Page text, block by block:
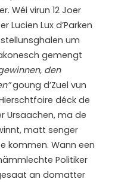
Wéi virun 12 Joer
Lucien Lux d’Parken
um
gemengt
den
goung d’Zuel vun
déck de
Ursaachen, ma de
matt senger
kommen. Wann een
Politiker
an domatter